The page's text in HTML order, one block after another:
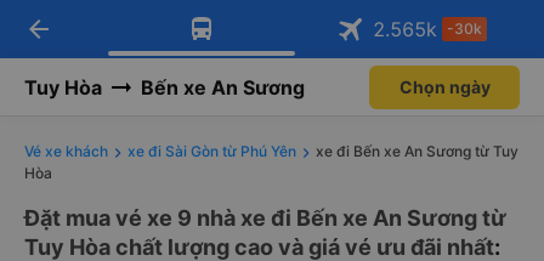
Tải app Vexere ngay!
Nhận ưu đãi thành viên độc
Mở app
Tải app Vexere
-30k/ghế khi đặt vé máy bay qua
Mở app
arrow_back 2.565k -30k
Tuy Hòa Bến xe An Sương Chọn ngày
Vé xe khách xe đi Sài Gòn từ Phú Yên
xe đi Bến xe An Sương từ Tuy
Hòa
Đặt mua vé xe 9 nhà xe đi Bến xe An Sương từ
Tuy Hòa chất lượng cao và giá vé ưu đãi nhất: